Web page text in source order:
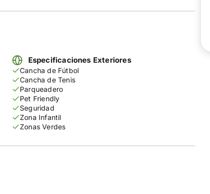
Especificaciones Exteriores
Cancha de Fútbol
Cancha de Tenis
Parqueadero
Pet Friendly
Seguridad
Zona Infantil
Zonas Verdes